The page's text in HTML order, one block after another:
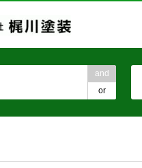
and
or